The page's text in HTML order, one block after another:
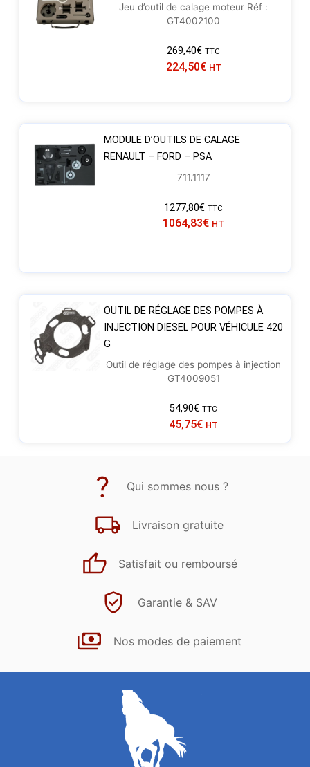
Jeu d’outil de calage moteur Réf :
GT4002100
269,40€ TTC
224,50€ HT
MODULE D’OUTILS DE CALAGE
RENAULT – FORD – PSA
711.1117
1277,80€ TTC
1064,83€ HT
OUTIL DE RÉGLAGE DES POMPES À
INJECTION DIESEL POUR VÉHICULE 420
G
Outil de réglage des pompes à injection
GT4009051
54,90€ TTC
45,75€ HT
Qui sommes nous ?
Livraison gratuite
Satisfait ou remboursé
Garantie & SAV
Nos modes de paiement